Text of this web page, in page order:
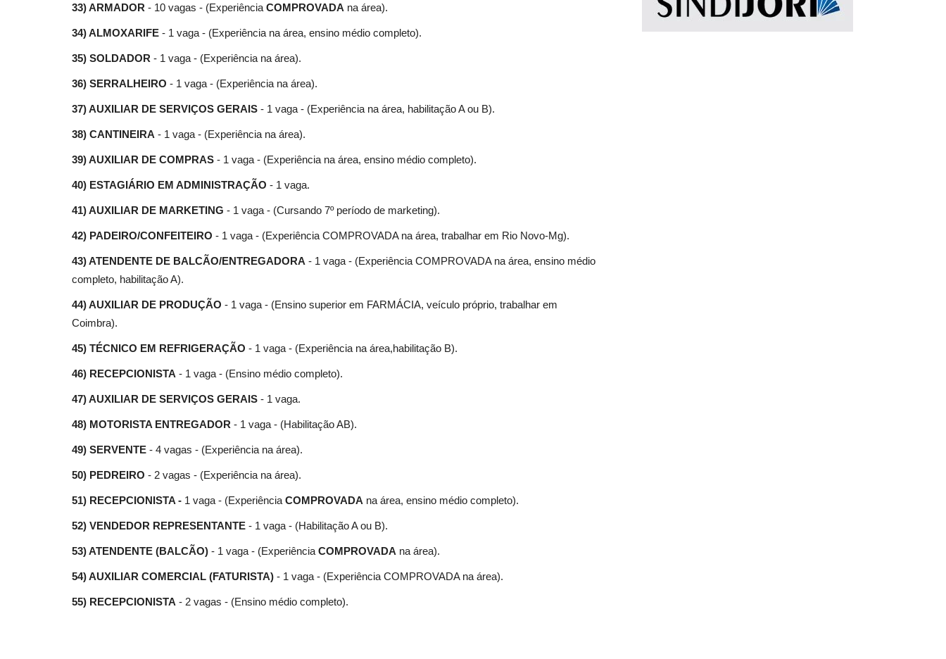
33) ARMADOR - 10 vagas - (Experiência COMPROVADA na área).
34) ALMOXARIFE - 1 vaga - (Experiência na área, ensino médio completo).
35) SOLDADOR - 1 vaga - (Experiência na área).
36) SERRALHEIRO - 1 vaga - (Experiência na área).
37) AUXILIAR DE SERVIÇOS GERAIS - 1 vaga - (Experiência na área, habilitação A ou B).
38) CANTINEIRA - 1 vaga - (Experiência na área).
39) AUXILIAR DE COMPRAS - 1 vaga - (Experiência na área, ensino médio completo).
40) ESTAGIÁRIO EM ADMINISTRAÇÃO - 1 vaga.
41) AUXILIAR DE MARKETING - 1 vaga - (Cursando 7º período de marketing).
42) PADEIRO/CONFEITEIRO - 1 vaga - (Experiência COMPROVADA na área, trabalhar em Rio Novo-Mg).
43) ATENDENTE DE BALCÃO/ENTREGADORA - 1 vaga - (Experiência COMPROVADA na área, ensino médio
completo, habilitação A).
44) AUXILIAR DE PRODUÇÃO - 1 vaga - (Ensino superior em FARMÁCIA, veículo próprio, trabalhar em
Coimbra).
45) TÉCNICO EM REFRIGERAÇÃO - 1 vaga - (Experiência na área,habilitação B).
46) RECEPCIONISTA - 1 vaga - (Ensino médio completo).
47) AUXILIAR DE SERVIÇOS GERAIS - 1 vaga.
48) MOTORISTA ENTREGADOR - 1 vaga - (Habilitação AB).
49) SERVENTE - 4 vagas - (Experiência na área).
50) PEDREIRO - 2 vagas - (Experiência na área).
51) RECEPCIONISTA - 1 vaga - (Experiência COMPROVADA na área, ensino médio completo).
52) VENDEDOR REPRESENTANTE - 1 vaga - (Habilitação A ou B).
53) ATENDENTE (BALCÃO) - 1 vaga - (Experiência COMPROVADA na área).
54) AUXILIAR COMERCIAL (FATURISTA) - 1 vaga - (Experiência COMPROVADA na área).
55) RECEPCIONISTA - 2 vagas - (Ensino médio completo).